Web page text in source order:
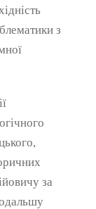
з
у за